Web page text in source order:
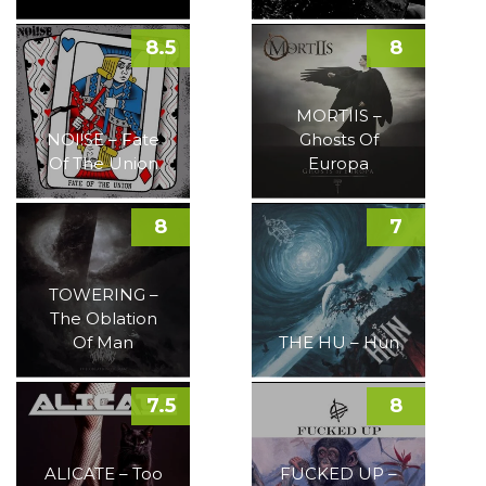
NOI!SE – Fate
Of The Union
8.5
MORTIIS –
Ghosts Of
Europa
8
TOWERING –
The Oblation
Of Man
8
THE HU – Hun
7
ALICATE – Too
7.5
FUCKED UP –
8